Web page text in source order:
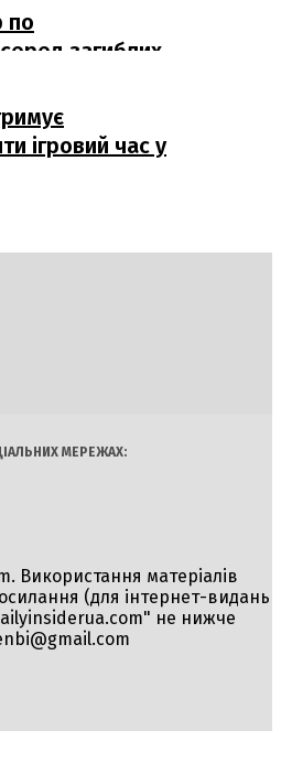
по
загиблих
ігровий час у
МЕРЕЖАХ:
Використання матеріалів
(для інтернет-видань
не нижче